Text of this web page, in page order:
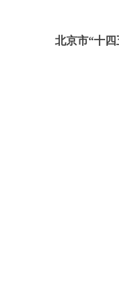
北京市“十四